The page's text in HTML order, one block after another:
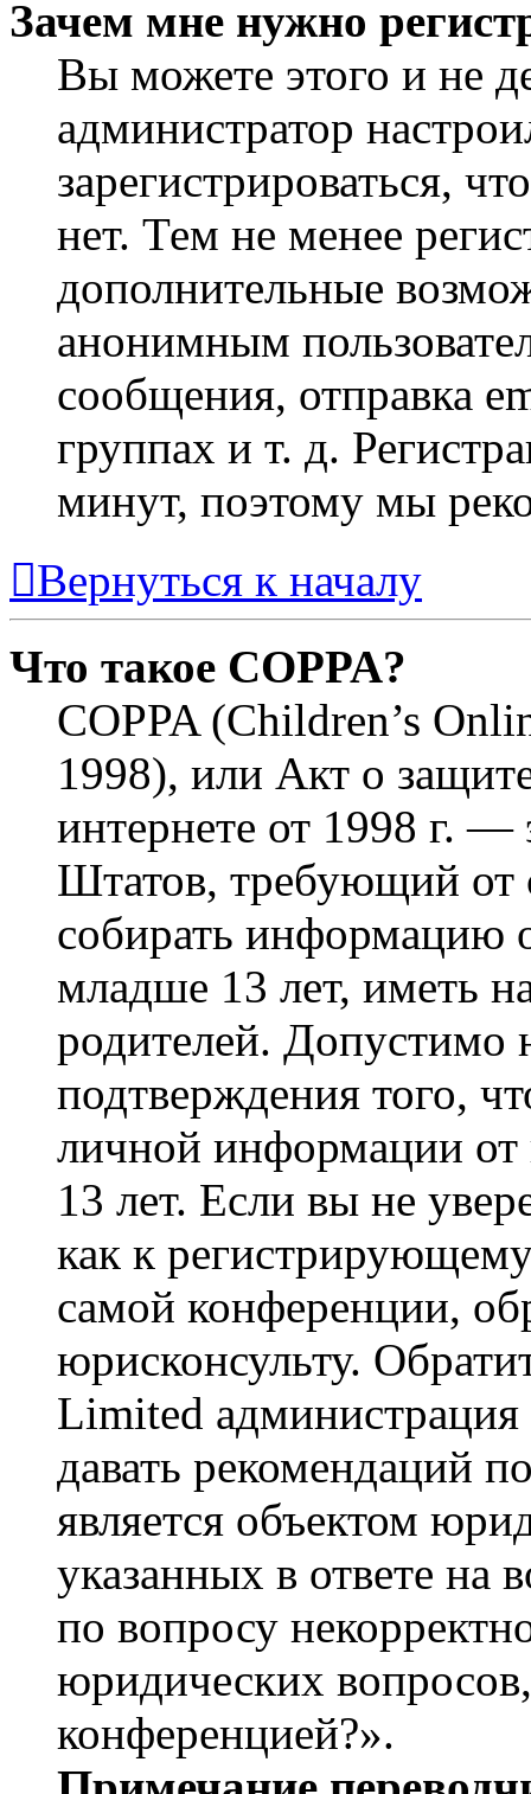
Зачем мне нужно
Вы можете этого и не
администратор
зарегистрироваться,
нет. Тем не менее
дополнительные
анонимным
сообщения, отправка
группах и т. д.
минут, поэтому мы
Вернуться к началу
Что такое COPPA?
COPPA (Children’s
1998), или Акт о
интернете от 1998 г.
Штатов, требующий от
собирать информацию
младше 13 лет, иметь
родителей. Допустимо
подтверждения того,
личной информации
13 лет. Если вы не
как к
самой конференции,
юрисконсульту.
Limited
давать рекомендаций
является объектом
указанных в ответе на
по вопросу
юридических
конференцией?».